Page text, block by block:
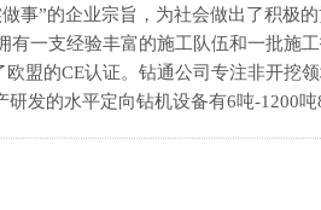
事”的企业宗旨，为社会做出了积极
一支经验丰富的施工队伍和一批施
盟的CE认证。钻通公司专注非开挖
发的水平定向钻机设备有6吨-1200吨